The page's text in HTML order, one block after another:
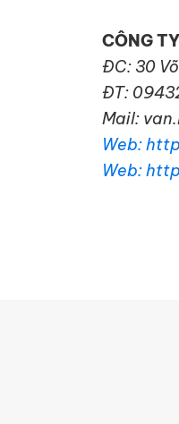
CÔNG
ĐC: 30
ĐT:
Mail:
Web:
Web: